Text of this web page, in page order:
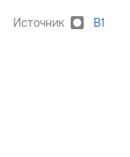
Источник B1